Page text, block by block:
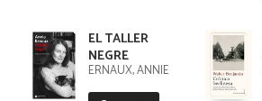
EL TALLER
NEGRE
ERNAUX, ANNIE